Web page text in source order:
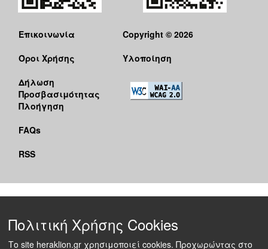
Επικοινωνία
Όροι Χρήσης
Δήλωση
Προσβασιμότητας
Πλοήγηση
FAQs
RSS
Copyright © 2026
Υλοποίηση
Πολιτική Χρήσης Cookies
Το site heraklion.gr χρησιμοποιεί cookies. Προχωρώντας στο